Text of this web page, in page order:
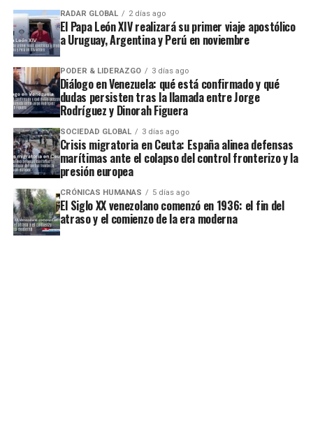
RADAR GLOBAL 2 días ago
El Papa León XIV realizará su primer viaje apostólico
a Uruguay, Argentina y Perú en noviembre
PODER & LIDERAZGO 3 días ago
Diálogo en Venezuela: qué está confirmado y qué
dudas persisten tras la llamada entre Jorge
Rodríguez y Dinorah Figuera
SOCIEDAD GLOBAL 3 días ago
Crisis migratoria en Ceuta: España alinea defensas
marítimas ante el colapso del control fronterizo y la
presión europea
CRÓNICAS HUMANAS 5 días ago
El Siglo XX venezolano comenzó en 1936: el fin del
atraso y el comienzo de la era moderna